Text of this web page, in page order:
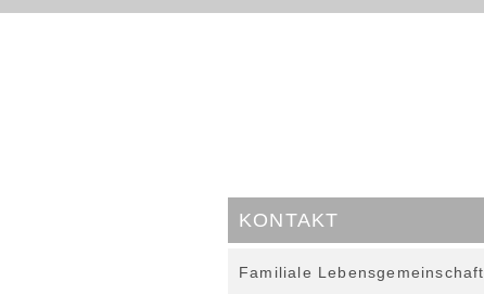
KONTAKT
Familiale Lebensgemeinschaft